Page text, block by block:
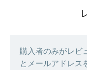
購入者のみがレビ
とメールアドレス